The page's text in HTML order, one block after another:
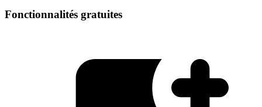
Fonctionnalités gratuites